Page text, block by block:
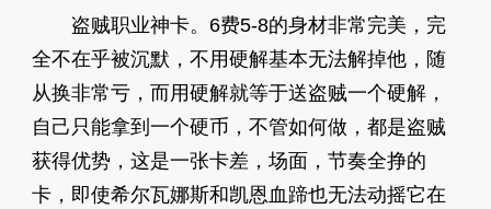
盗贼职业神卡。6费5-8的身材非常完美，完
全不在乎被沉默，不用硬解基本无法解掉他，随
从换非常亏，而用硬解就等于送盗贼一个硬解，
自己只能拿到一个硬币，不管如何做，都是盗贼
获得优势，这是一张卡差，场面，节奏全挣的
卡，即使希尔瓦娜斯和凯恩血蹄也无法动摇它在